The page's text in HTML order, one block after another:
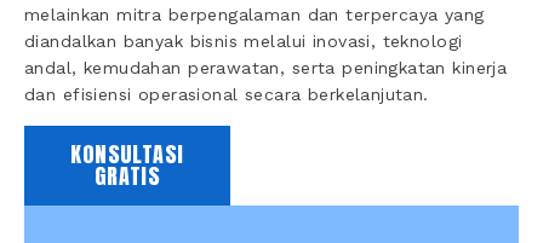
melainkan mitra berpengalaman dan terpercaya yang
diandalkan banyak bisnis melalui inovasi, teknologi
andal, kemudahan perawatan, serta peningkatan kinerja
dan efisiensi operasional secara berkelanjutan.
KONSULTASI
GRATIS